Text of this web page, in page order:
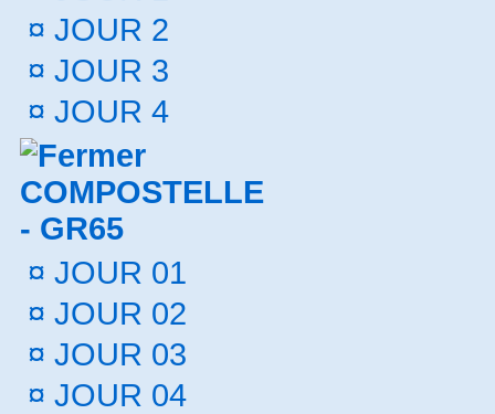
¤ JOUR 2
¤ JOUR 3
¤ JOUR 4
COMPOSTELLE
- GR65
¤ JOUR 01
¤ JOUR 02
¤ JOUR 03
¤ JOUR 04